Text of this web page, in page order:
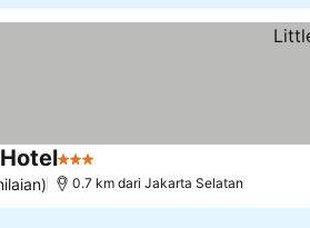
3 Bintang
0.7 km dari Jakarta Selatan